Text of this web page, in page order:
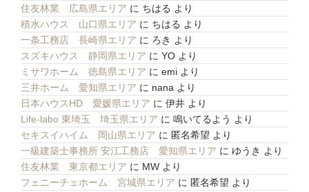
住友林業 広島県エリア に ちはる より
積水ハウス 山口県エリア に ちはる より
一条工務店 長崎県エリア に ろき より
スズキハウス 静岡県エリア に YO より
ミサワホーム 徳島県エリア に emi より
三井ホーム 愛知県エリア に nana より
日本ハウスHD 愛媛県エリア に 伊井 より
Life-labo 東埼玉 埼玉県エリア に 鳴いてるよう より
セキスイハイム 岡山県エリア に 匿名希望 より
一級建築士事務所 安江工務店 愛知県エリア に ゆうき より
住友林業 東京都エリア に MW より
フェニーチェホーム 宮城県エリア に 匿名希望 より